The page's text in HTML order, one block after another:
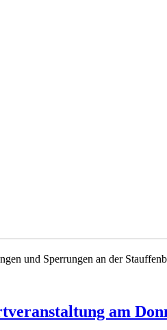
und Sperrungen an der
am